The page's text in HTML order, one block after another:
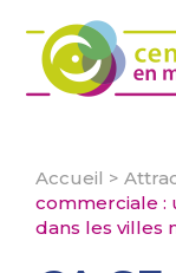
Accueil >
commerciale :
dans les villes